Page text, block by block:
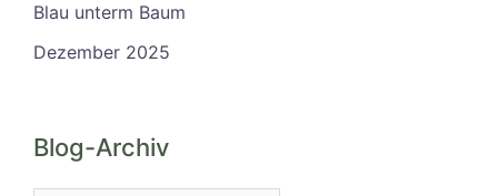
Blau unterm Baum
Dezember 2025
Blog-Archiv